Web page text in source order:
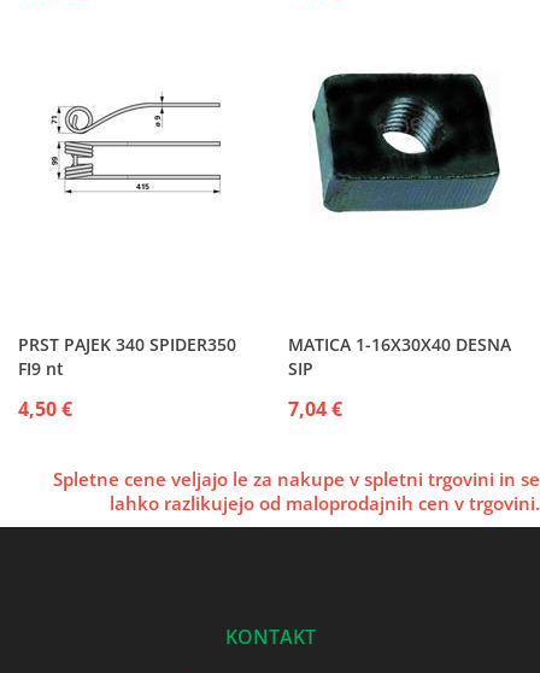
PRST PAJEK 340 SPIDER350
FI9 nt
4,50 €
MATICA 1-16X30X40 DESNA
SIP
7,04 €
Spletne cene veljajo le za nakupe v spletni trgovini in se
lahko razlikujejo od maloprodajnih cen v trgovini.
KONTAKT